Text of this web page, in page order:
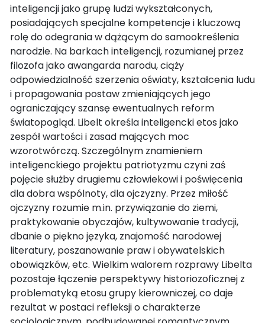
inteligencji jako grupę ludzi wykształconych,
posiadających specjalne kompetencje i kluczową
rolę do odegrania w dążącym do samookreślenia
narodzie. Na barkach inteligencji, rozumianej przez
filozofa jako awangarda narodu, ciąży
odpowiedzialność szerzenia oświaty, kształcenia ludu
i propagowania postaw zmieniających jego
ograniczający szansę ewentualnych reform
światopogląd. Libelt określa inteligencki etos jako
zespół wartości i zasad mających moc
wzorotwórczą. Szczególnym znamieniem
inteligenckiego projektu patriotyzmu czyni zaś
pojęcie służby drugiemu człowiekowi i poświęcenia
dla dobra wspólnoty, dla ojczyzny. Przez miłość
ojczyzny rozumie m.in. przywiązanie do ziemi,
praktykowanie obyczajów, kultywowanie tradycji,
dbanie o piękno języka, znajomość narodowej
literatury, poszanowanie praw i obywatelskich
obowiązków, etc. Wielkim walorem rozprawy Libelta
pozostaje łączenie perspektywy historiozoficznej z
problematyką etosu grupy kierowniczej, co daje
rezultat w postaci refleksji o charakterze